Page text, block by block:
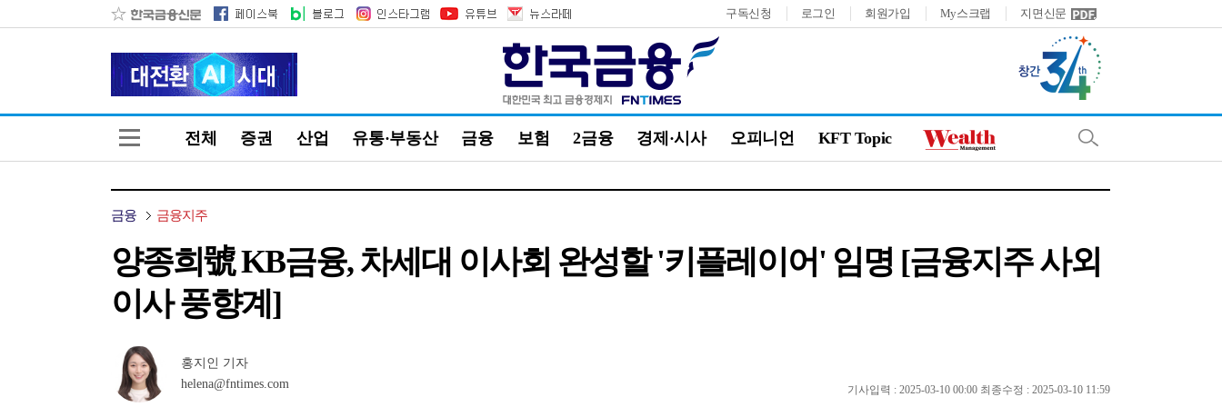
구독신청 로그인 회원가입 My스크랩 지면신문
전체 증권 산업 유통·부동산 금융 보험 2금융 경제·시사 오피니언 KFT Topic
금융 금융지주
양종희號 KB금융, 차세대 이사회 완성할 '키플레이어' 임명 [금융지주 사외
이사 풍향계]
홍지인 기자
helena@fntimes.com
기사입력 : 2025-03-10 00:00 최종수정 : 2025-03-10 11:59